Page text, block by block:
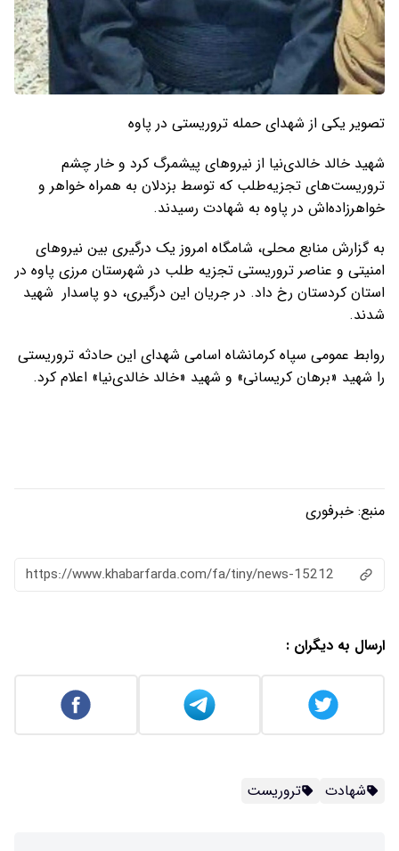
تصویر یکی از شهدای حمله تروریستی در پاوه
شهید خالد خالدی‌نیا از نیروهای پیشمرگ کرد و خار چشم
تروریست‌های تجزیه‌طلب که توسط بزدلان به همراه خواهر و
خواهر‌زاده‌اش در پاوه به شهادت رسیدند.
به گزارش منابع محلی، شامگاه امروز یک درگیری بین نیروهای
امنیتی و عناصر تروریستی تجزیه طلب در شهرستان مرزی پاوه در
استان کردستان رخ داد. در جریان این درگیری، دو پاسدار شهید
شدند.
روابط عمومی سپاه کرمانشاه اسامی شهدای این حادثه تروریستی
را شهید «برهان کریسانی» و شهید «خالد خالدی‌نیا» اعلام کرد.
منبع: خبرفوری
https://www.khabarfarda.com/fa/tiny/news-15212
ارسال به دیگران :
شهادت تروریست